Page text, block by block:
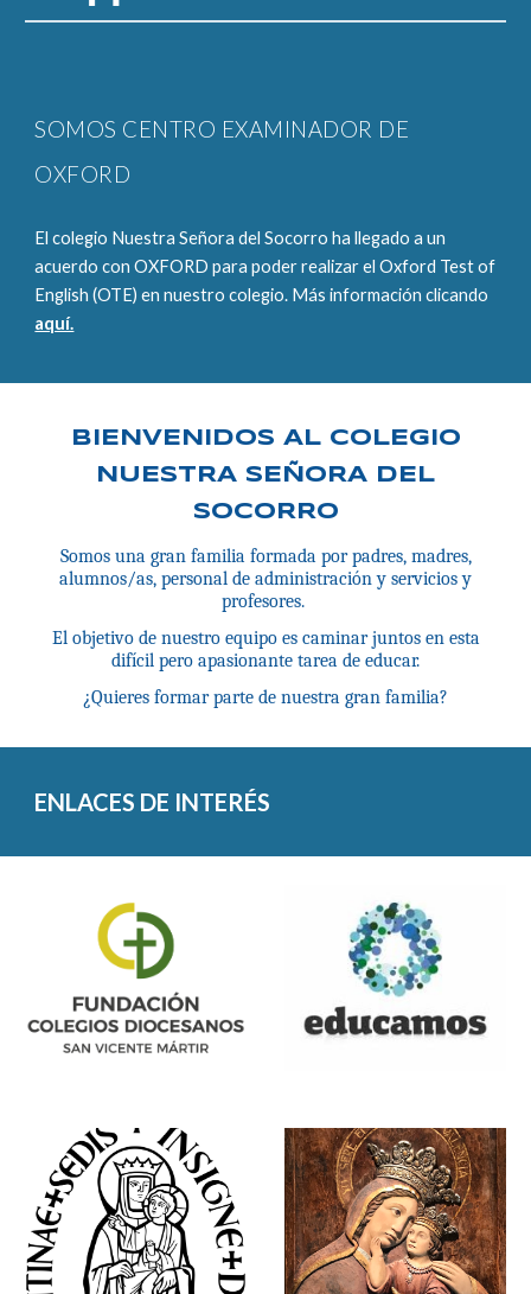
SOMOS CENTRO EXAMINADOR DE
OXFORD
El colegio Nuestra Señora del Socorro ha llegado a un
acuerdo con OXFORD para poder realizar el Oxford Test of
English (OTE) en nuestro colegio. Más información clicando
aquí.
BIENVENIDOS AL COLEGIO
NUESTRA SEÑORA DEL
SOCORRO
Somos una gran familia formada por padres, madres,
alumnos/as, personal de administración y servicios y
profesores.
El objetivo de nuestro equipo es caminar juntos en esta
difícil pero apasionante tarea de educar.
¿Quieres formar parte de nuestra gran familia?
ENLACES DE INTERÉS